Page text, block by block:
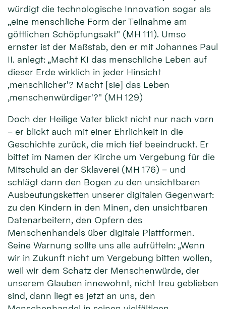
würdigt die technologische Innovation sogar als
„eine menschliche Form der Teilnahme am
göttlichen Schöpfungsakt" (MH 111). Umso
ernster ist der Maßstab, den er mit Johannes Paul
II. anlegt: „Macht KI das menschliche Leben auf
dieser Erde wirklich in jeder Hinsicht
‚menschlicher'? Macht [sie] das Leben
‚menschenwürdiger'?" (MH 129)
Doch der Heilige Vater blickt nicht nur nach vorn
– er blickt auch mit einer Ehrlichkeit in die
Geschichte zurück, die mich tief beeindruckt. Er
bittet im Namen der Kirche um Vergebung für die
Mitschuld an der Sklaverei (MH 176) – und
schlägt dann den Bogen zu den unsichtbaren
Ausbeutungsketten unserer digitalen Gegenwart:
zu den Kindern in den Minen, den unsichtbaren
Datenarbeitern, den Opfern des
Menschenhandels über digitale Plattformen.
Seine Warnung sollte uns alle aufrütteln: „Wenn
wir in Zukunft nicht um Vergebung bitten wollen,
weil wir dem Schatz der Menschenwürde, der
unserem Glauben innewohnt, nicht treu geblieben
sind, dann liegt es jetzt an uns, den